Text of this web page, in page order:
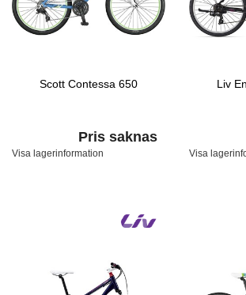
Scott Contessa 650
Pris saknas
Visa lagerinformation
Liv
Visa